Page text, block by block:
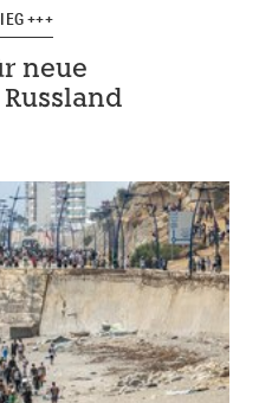
+++
neue